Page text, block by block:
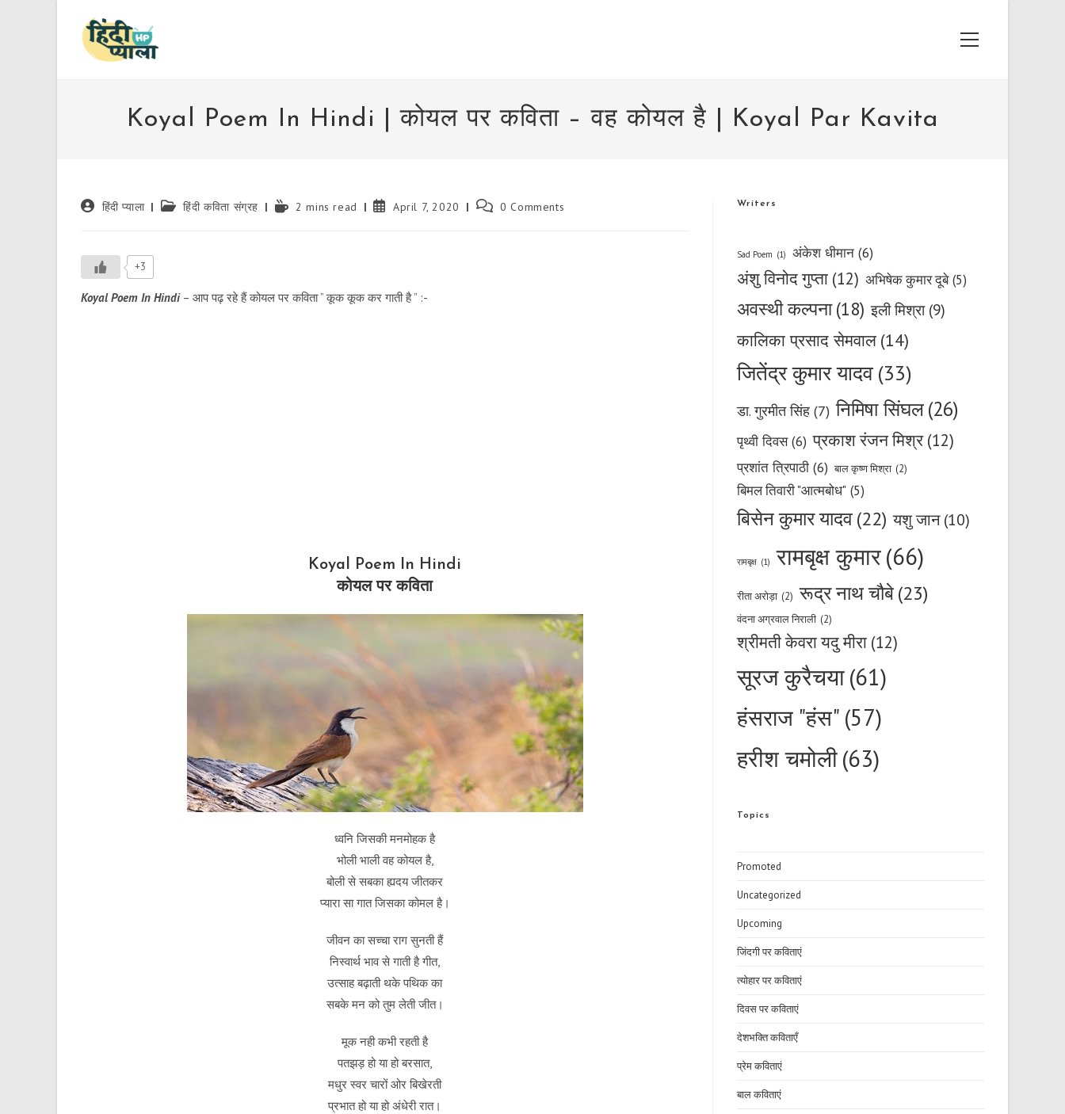
Main
Koyal Poem In Hindi | कोयल पर कविता – वह कोयल है | Koyal Par Kavita
Post हिंदी प्याला
Post हिंदी कविता संग्रह
Reading2 mins read
PostApril 7, 2020
Post 0 Comments
+3
Koyal Poem In Hindi– आप पढ़ रहे हैं कोयल पर कविता ” कूक कूक कर गाती है ” :-
Koyal Poem In Hindi
कोयल पर कविता
ध्वनि जिसकी मनमोहक है
भोली भाली वह कोयल है,
बोली से सबका ह्यदय जीतकर
प्यारा सा गात जिसका कोमल है।
जीवन का सच्चा राग सुनती हैं
निस्वार्थ भाव से गाती है गीत,
उत्साह बढ़ाती थके पथिक का
सबके मन को तुम लेती जीत।
मूक नही कभी रहती है
पतझड़ हो या हो बरसात,
मधुर स्वर चारों ओर बिखेरती
प्रभात हो या हो अंधेरी रात।
Writers
Sad Poem (1) अंकेश धीमान (6)
अंशु विनोद गुप्ता (12) अभिषेक कुमार दूबे (5)
अवस्थी कल्पना (18) इली मिश्रा (9)
कालिका प्रसाद सेमवाल (14)
जितेंद्र कुमार यादव (33)
डा. गुरमीत सिंह (7) निमिषा सिंघल(26)
पृथ्वी दिवस (6) प्रकाश रंजन मिश्र (12)
प्रशांत त्रिपाठी (6) बाल कृष्ण मिश्रा (2)
बिमल तिवारी "आत्मबोध" (5)
बिसेन कुमार यादव(22) यशु जान (10)
रामबृक्ष (1) रामबृक्ष कुमार(66)
रीता अरोड़ा (2) रूद्र नाथ चौबे(23)
वंदना अग्रवाल निराली (2)
श्रीमती केवरा यदु मीरा (12)
सूरज कुरैचया(61)
हंसराज "हंस" (57)
हरीश चमोली(63)
Topics
Promoted
Uncategorized
Upcoming
जिंदगी पर कविताएं
त्योहार पर कविताएं
दिवस पर कविताएं
देशभक्ति कविताएँ
प्रेम कविताएं
बाल कविताएं